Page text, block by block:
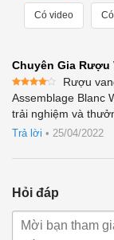
Có video
Chuyên Gia Rượu
Được
xếp
hạng4
5 sao
Rượu
Assemblage Blanc
trải nghiệm và
Trả lời • 25/04/2022
Hỏi đáp